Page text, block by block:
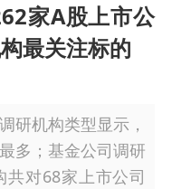
家A股上市公
最关注标的
研机构类型显示，
多；基金公司调研
对68家上市公司